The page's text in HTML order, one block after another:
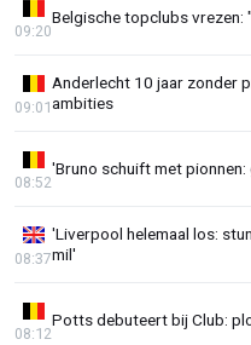
Belgische topclubs vrezen:
09:20
Anderlecht 10 jaar zonder
ambities
09:01
'Bruno schuift met
08:52
'Liverpool helemaal los:
mil'
08:37
Potts debuteert bij Club:
08:12